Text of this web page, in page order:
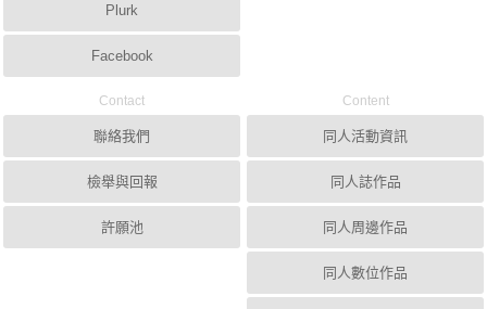
Plurk
Facebook
Contact
聯絡我們
檢舉與回報
許願池
Content
同人活動資訊
同人誌作品
同人周邊作品
同人數位作品